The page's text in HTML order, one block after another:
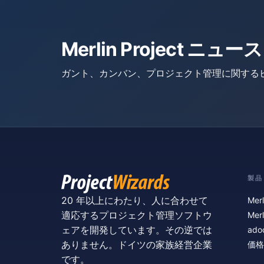
Merlin Project ニュー
ガント、カンバン、プロジェクト管理に関す
20 年以上にわたり、人に合わせて
適応するプロジェクト管理ソフトウ
ェアを開発しています。その逆では
ありません。ドイツの家族経営企業
です。
製品
価格